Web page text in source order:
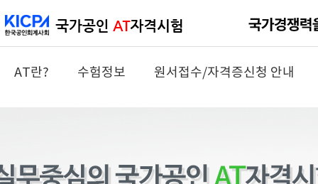
AT란? 수험정보 원서접수/자격증신청 안내